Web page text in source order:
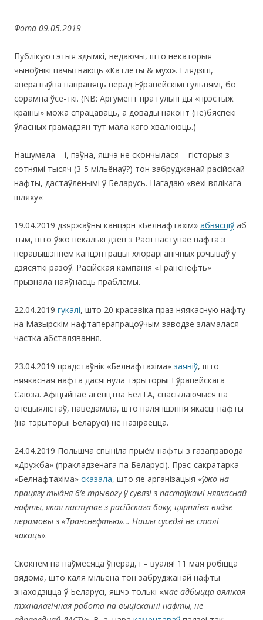
Фота 09.05.2019
Публікую гэтыя здымкі, ведаючы, што некаторыя
чыноўнікі пачытваюць «Катлеты & мухі». Глядзіш,
аператыўна паправяць перад Еўрапейскімі гульнямі, бо
сорамна ўсё-ткі. (NB: Аргумент пра гульні ды «прэстыж
краіны» можа спрацаваць, а довады наконт (не)бяспекі
ўласных грамадзян тут мала каго хвалююць.)
Нашумела – і, пэўна, яшчэ не скончылася – гісторыя з
cотнямі тысяч (3-5 мільёнаў?) тон забруджанай расійскай
нафты, дастаўленымі ў Беларусь. Нагадаю «вехі вялікага
шляху»:
19.04.2019 дзяржаўны канцэрн «Белнафтахім» абвясціў аб
тым, што ўжо некалькі дзён з Расіі паступае нафта з
перавышэннем канцэнтрацыі хлорарганічных рэчываў у
дзясяткі разоў. Расійская кампанія «Транснефть»
прызнала наяўнасць праблемы.
22.04.2019 гукалі, што 20 красавіка праз няякасную нафту
на Мазырскім нафтаперапрацоўчым заводзе зламалася
частка абсталявання.
23.04.2019 прадстаўнік «Белнафтахіма» заявіў, што
няякасная нафта дасягнула тэрыторыі Еўрапейскага
Саюза. Афіцыйнае агенцтва БелТА, спасылаючыся на
спецыялістаў, паведаміла, што паляпшэння якасці нафты
(на тэрыторыі Беларусі) не назіраецца.
24.04.2019 Польшча спыніла прыём нафты з газаправода
«Дружба» (пракладзенага па Беларусі). Прэс-сакратарка
«Белнафтахіма» сказала, што яе арганізацыя «ўжо на
працягу тыдня б’е трывогу ў сувязі з пастаўкамі няякаснай
нафты, якая паступае з расійскага боку, цярпліва вядзе
перамовы з «Транснефтью»… Нашы суседзі не сталі
чакаць».
Скокнем на паўмесяца ўперад, і – вуаля! 11 мая робіцца
вядома, што каля мільёна тон забруджанай нафты
знаходзіцца ў Беларусі, яшчэ толькі «мае адбыцца вялікая
тэхналагічная работа па выцісканні нафты, не